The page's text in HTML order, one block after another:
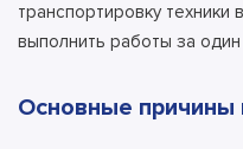
транспортировку техники
выполнить работы за один
Основные причины